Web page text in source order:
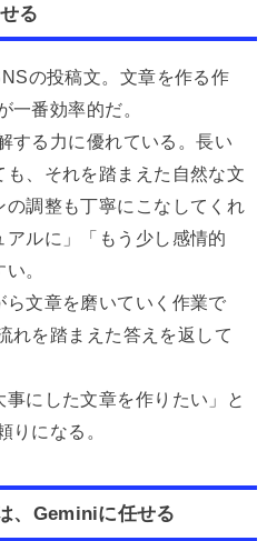
る
の投稿文。文章を作る作
一番効率的だ。
する力に優れている。長い
、それを踏まえた自然な文
調整も丁寧にこなしてくれ
ルに」「もう少し感情的
。
文章を磨いていく作業で
れを踏まえた答えを返して
事にした文章を作りたい」と
りになる。
、Geminiに任せる